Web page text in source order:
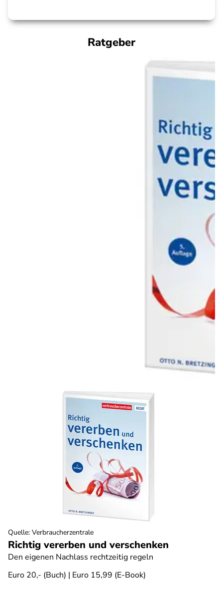
Ratgeber
Richtig vererben und verschenken
Den eigenen Nachlass rechtzeitig regeln
Euro 20,- (Buch) | Euro 15,99 (E-Book)
Quelle: Verbraucherzentrale